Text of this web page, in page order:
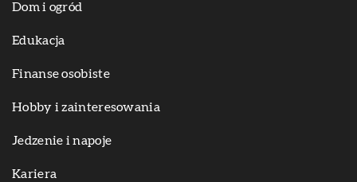
Dom i ogród
Edukacja
Finanse osobiste
Hobby i zainteresowania
Jedzenie i napoje
Kariera